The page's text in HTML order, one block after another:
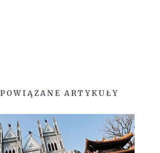
POWIĄZANE ARTYKUŁY